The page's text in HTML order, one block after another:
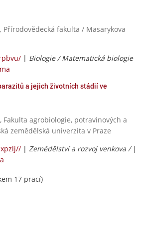
Přírodovědecká fakulta / Masarykova
| Biologie / Matematická biologie
a jejich životních stádií ve
Fakulta agrobiologie, potravinových a
zemědělská univerzita v Praze
| Zemědělství a rozvoj venkova / |
17 prací)